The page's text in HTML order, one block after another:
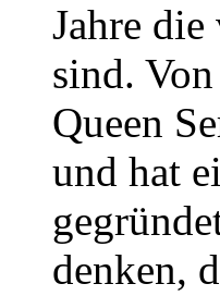
Jahre
sind.
Queen
und hat
denken,